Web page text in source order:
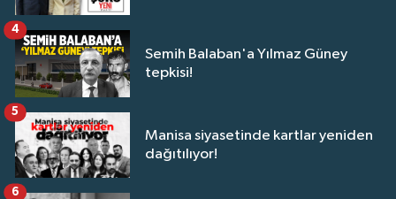
Semih Balaban'a Yılmaz Güney
tepkisi!
4
Manisa siyasetinde kartlar yeniden
dağıtılıyor!
5
6